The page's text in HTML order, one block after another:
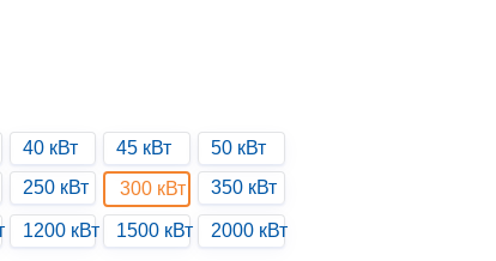
40 кВт 45 кВт
50 кВт
250 кВт 300 кВт 350 кВт
1200 кВт 1500 кВт 2000 кВт